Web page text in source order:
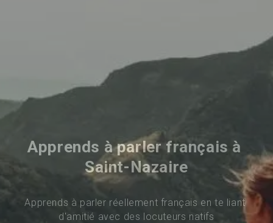
Apprends à parler français à
Saint-Nazaire
Apprends à parler réellement français en te liant
d'amitié avec des locuteurs natifs